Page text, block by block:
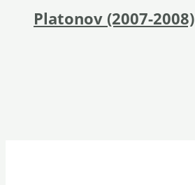
Platonov (2007-2008)